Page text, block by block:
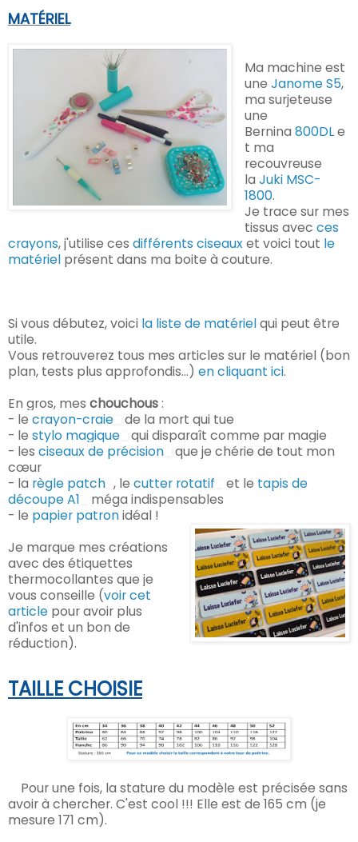
MATÉRIEL
Ma machine est
une Janome S5,
ma surjeteuse
une
Bernina 800DLe
t ma
recouvreuse
la Juki MSC-
1800.
Je trace sur mes
tissus avec ces
crayons, j'utilise ces différents ciseauxet voici tout le
matériel présent dans ma boite à couture.
Si vous débutez, voici la liste de matérielqui peut être
utile.
Vous retrouverez tous mes articles sur le matériel (bon
plan, tests plus approfondis...) en cliquant ici.
En gros, mes chouchous:
- le crayon-craie
de la mort qui tue
- le stylo magique
qui disparaît comme par magie
- les ciseaux de précision
que je chérie de tout mon
cœur
- la règle patch , le cutter rotatif et le tapis de
découpe A1
méga indispensables
- le papier patronidéal !
Je marque mes créations
avec des étiquettes
thermocollantes que je
vous conseille (voir cet
article pour avoir plus
d'infos et un bon de
réduction).
TAILLE CHOISIE
Pour une fois, la stature du modèle est précisée sans
avoir à chercher. C'est cool !!! Elle est de 165 cm (je
mesure 171 cm).